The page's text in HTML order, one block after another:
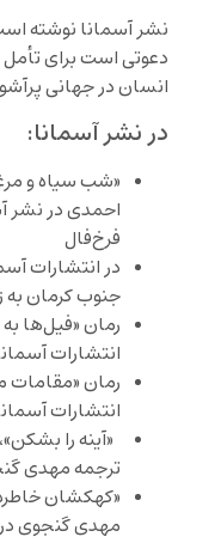
نشر آسمانا نوشته
دعوتی است برای
انسان در جهانی
در نشر آسمانا:
«شب سیاه و
احمدی در نشر
فرخ‌فال
جنوب کرمان به
رمان «فیل‌ها
انتشارات
رمان «مقامات
انتشارات
«آینه را
ترجمه مهدی
«کهکشان
مهدی گنجوی